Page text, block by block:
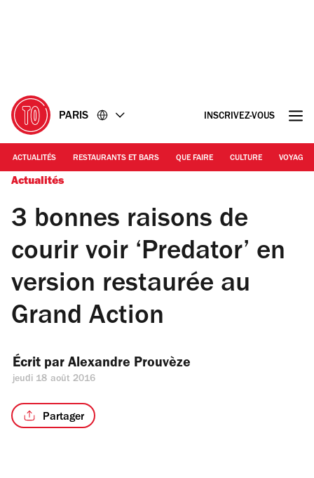
PARIS INSCRIVEZ-VOUS
ACTUALITÉS RESTAURANTS ET BARS QUE FAIRE CULTURE VOYAGE
Actualités
3 bonnes raisons de
courir voir ‘Predator’ en
version restaurée au
Grand Action
Écrit par Alexandre Prouvèze
jeudi 18 août 2016
Partager